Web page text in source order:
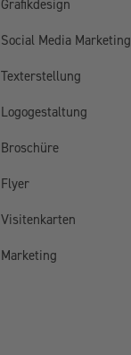
Grafikdesign
Social Media Marketing
Texterstellung
Logogestaltung
Broschüre
Flyer
Visitenkarten
Marketing